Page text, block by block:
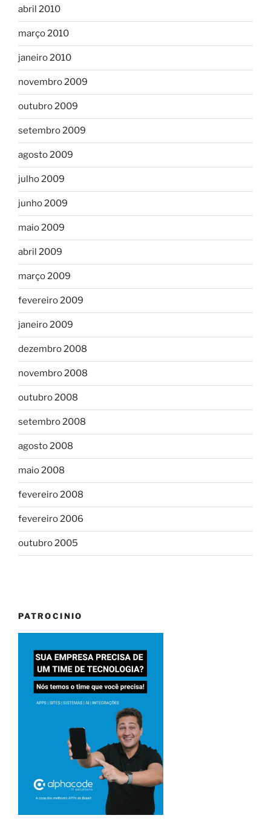
abril 2010
março 2010
janeiro 2010
novembro 2009
outubro 2009
setembro 2009
agosto 2009
julho 2009
junho 2009
maio 2009
abril 2009
março 2009
fevereiro 2009
janeiro 2009
dezembro 2008
novembro 2008
outubro 2008
setembro 2008
agosto 2008
maio 2008
fevereiro 2008
fevereiro 2006
outubro 2005
PATROCINIO